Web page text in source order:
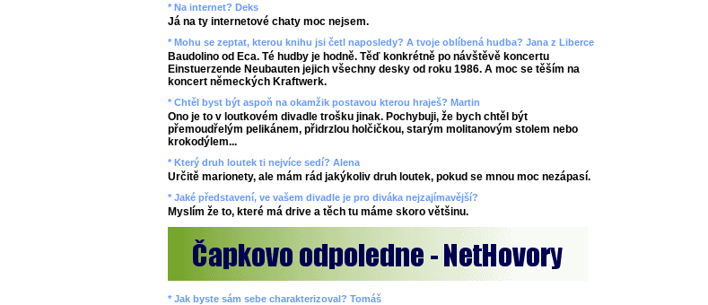
* Na internet? Deks
Já na ty internetové chaty moc nejsem.
* Mohu se zeptat, kterou knihu jsi četl naposledy? A tvoje oblíbená hudba? Jana z Liberce
Baudolino od Eca. Té hudby je hodně. Těď konkrétně po návštěvě koncertu
Einstuerzende Neubauten jejich všechny desky od roku 1986. A moc se těším na
koncert německých Kraftwerk.
* Chtěl byst být aspoň na okamžik postavou kterou hraješ? Martin
Ono je to v loutkovém divadle trošku jinak. Pochybuji, že bych chtěl být
přemoudřelým pelikánem, přidrzlou holčičkou, starým molitanovým stolem nebo
krokodýlem...
* Který druh loutek ti nejvíce sedí? Alena
Určitě marionety, ale mám rád jakýkoliv druh loutek, pokud se mnou moc nezápasí.
* Jaké představení, ve vašem divadle je pro diváka nejzajímavější?
Myslím že to, které má drive a těch tu máme skoro většinu.
* Jak byste sám sebe charakterizoval? Tomáš